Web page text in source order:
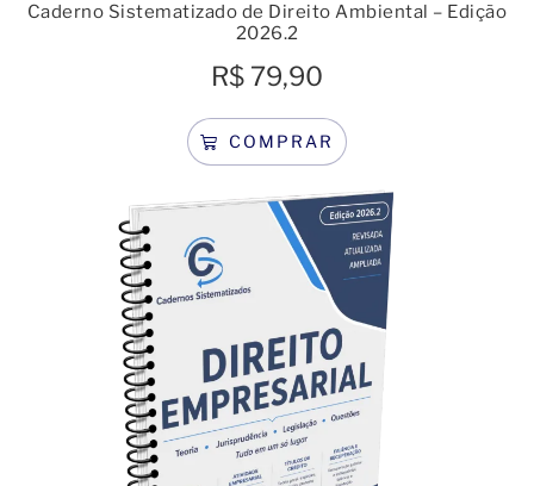
Caderno Sistematizado de Direito Ambiental – Edição
2026.2
R$ 79,90
COMPRAR